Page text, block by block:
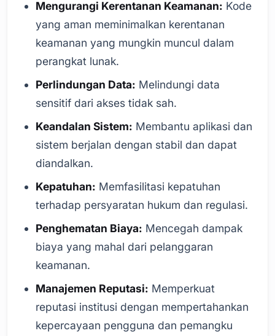
Mengurangi Kerentanan Keamanan: Kode
yang aman meminimalkan kerentanan
keamanan yang mungkin muncul dalam
perangkat lunak.
Perlindungan Data: Melindungi data
sensitif dari akses tidak sah.
Keandalan Sistem: Membantu aplikasi dan
sistem berjalan dengan stabil dan dapat
diandalkan.
Kepatuhan: Memfasilitasi kepatuhan
terhadap persyaratan hukum dan regulasi.
Penghematan Biaya: Mencegah dampak
biaya yang mahal dari pelanggaran
keamanan.
Manajemen Reputasi: Memperkuat
reputasi institusi dengan mempertahankan
kepercayaan pengguna dan pemangku